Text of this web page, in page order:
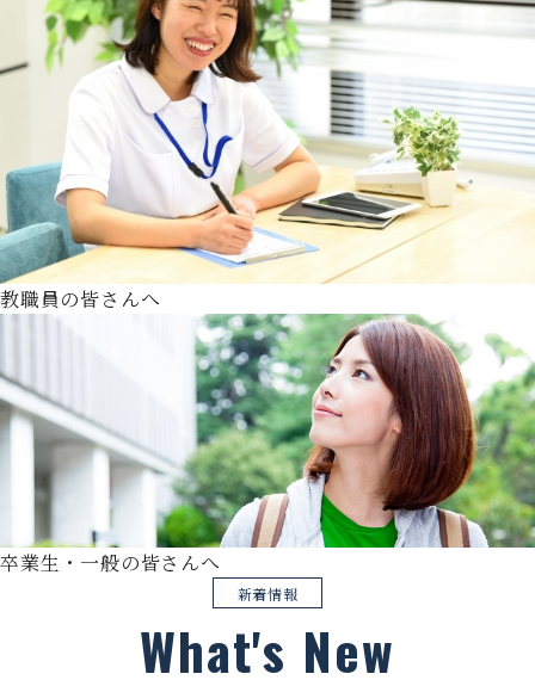
教職員の皆さんへ
卒業生・一般の皆さんへ
新着情報
What's New